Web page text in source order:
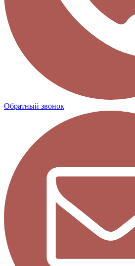
Обратный звонок